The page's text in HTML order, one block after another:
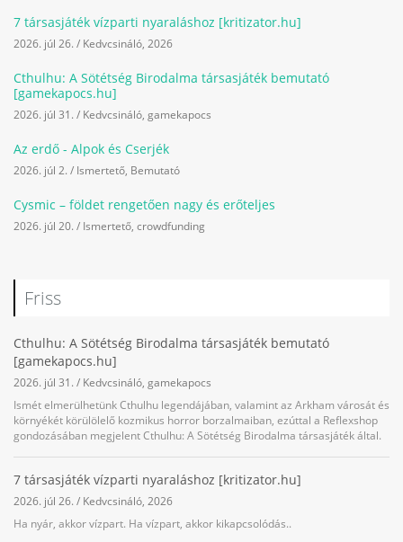
7 társasjáték vízparti nyaraláshoz [kritizator.hu]
2026. júl 26. / Kedvcsináló 2026
Cthulhu: A Sötétség Birodalma társasjáték bemutató
[gamekapocs.hu]
2026. júl 31. / Kedvcsináló gamekapocs
Az erdő - Alpok és Cserjék
2026. júl 2. / Ismertető Bemutató
Cysmic – földet rengetően nagy és erőteljes
2026. júl 20. / Ismertető crowdfunding
Friss
Cthulhu: A Sötétség Birodalma társasjáték bemutató
[gamekapocs.hu]
2026. júl 31. / Kedvcsináló gamekapocs
Ismét elmerülhetünk Cthulhu legendájában, valamint az Arkham városát és
környékét körülölelő kozmikus horror borzalmaiban, ezúttal a Reflexshop
gondozásában megjelent Cthulhu: A Sötétség Birodalma társasjáték által.
7 társasjáték vízparti nyaraláshoz [kritizator.hu]
2026. júl 26. / Kedvcsináló 2026
Ha nyár, akkor vízpart. Ha vízpart, akkor kikapcsolódás..